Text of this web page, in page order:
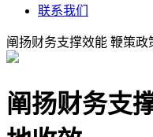
联系我们
阐扬财务支撑效能 鞭策政
阐扬财务支